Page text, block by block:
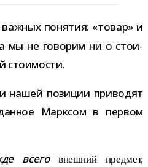
поня­тия: «товар» и
мы не гово­рим ни о сто­и­
стоимости.
нашей пози­ции при­во­дят
Марксом в пер­вом
всего
внеш­ний пред­мет,